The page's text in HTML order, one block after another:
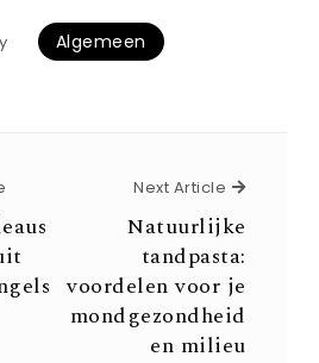
Algemeen
Previous ArticleNext Article Next
Natuurlijke
tandpasta:
voordelen voor je
mondgezondheid
en milieu